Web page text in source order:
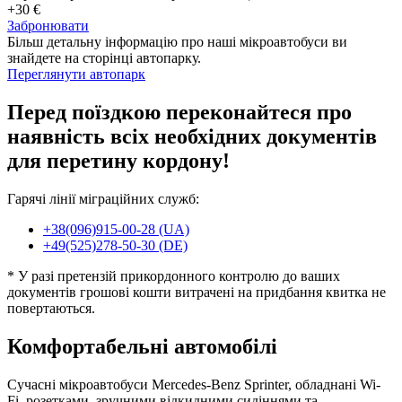
+30 €
Забронювати
Більш детальну інформацію про наші мікроавтобуси ви
знайдете на сторінці автопарку.
Переглянути автопарк
Перед поїздкою переконайтеся про
наявність всіх необхідних документів
для перетину кордону!
Гарячі лінії міграційних служб:
+38(096)915-00-28 (UA)
+49(525)278-50-30 (DE)
* У разі претензій прикордонного контролю до ваших
документів грошові кошти витрачені на придбання квитка не
повертаються.
Комфортабельні автомобілі
Сучасні мікроавтобуси Mercedes-Benz Sprinter, обладнані Wi-